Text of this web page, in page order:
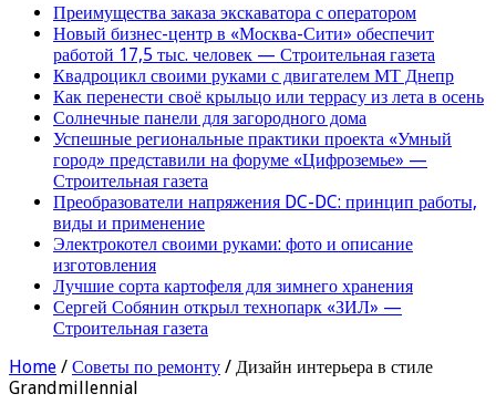
Преимущества заказа экскаватора с оператором
Новый бизнес-центр в «Москва-Сити» обеспечит
работой 17,5 тыс. человек — Строительная газета
Квадроцикл своими руками с двигателем МТ Днепр
Как перенести своё крыльцо или террасу из лета в осень
Солнечные панели для загородного дома
Успешные региональные практики проекта «Умный
город» представили на форуме «Цифроземье» —
Строительная газета
Преобразователи напряжения DC-DC: принцип работы,
виды и применение
Электрокотел своими руками: фото и описание
изготовления
Лучшие сорта картофеля для зимнего хранения
Сергей Собянин открыл технопарк «ЗИЛ» —
Строительная газета
Home / Советы по ремонту / Дизайн интерьера в стиле
Grandmillennial